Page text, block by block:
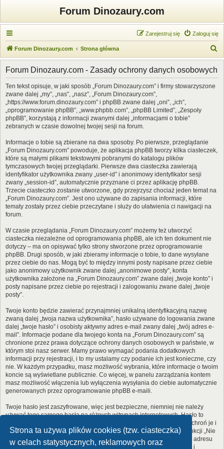
Strona ta używa plików cookies (tzw. ciasteczka)
w celach statystycznych, reklamowych oraz
Forum Dinozaury.com
Zaloguj się
Zarejestruj się
Forum Dinozaury.com Strona główna
z
Forum Dinozaury.com - Zasady ochrony danych osobowych
Ten tekst opisuje, w jaki sposób „Forum Dinozaury.com” i firmy stowarzyszone
zwane dalej „my”, „nas”, „nasz”, „Forum Dinozaury.com”,
„https://www.forum.dinozaury.com” i phpBB zwane dalej „oni”, „ich”,
„oprogramowanie phpBB”, „www.phpbb.com”, „phpBB Limited”, „Zespoły
phpBB”, korzystają z informacji zwanymi dalej „informacjami o tobie”
zebranych w czasie dowolnej twojej sesji na forum.
Informacje o tobie są zbierane na dwa sposoby. Po pierwsze, przeglądanie
„Forum Dinozaury.com” powoduje, że aplikacja phpBB tworzy kilka ciasteczek,
które są małymi plikami tekstowymi pobranymi do katalogu plików
tymczasowych twojej przeglądarki. Pierwsze dwa ciasteczka zawierają
identyfikator użytkownika zwany „user-id” i anonimowy identyfikator sesji
zwany „session-id”, automatycznie przyznane ci przez aplikację phpBB.
Trzecie ciasteczko zostanie utworzone, gdy przejrzysz chociaż jeden temat na
„Forum Dinozaury.com”. Jest ono używane do zapisania informacji, które
tematy zostały przez ciebie przeczytane i służy do ułatwienia ci nawigacji na
forum.
W czasie przeglądania „Forum Dinozaury.com” możemy też utworzyć
ciasteczka niezależne od oprogramowania phpBB, ale ich ten dokument nie
dotyczy – ma on opisywać tylko strony stworzone przez oprogramowanie
phpBB. Drugi sposób, w jaki zbieramy informacje o tobie, to dane wysyłane
przez ciebie do nas. Mogą być to między innymi posty napisane przez ciebie
jako anonimowy użytkownik zwane dalej „anonimowe posty”, konta
użytkownika założone na „Forum Dinozaury.com” zwane dalej „twoje konto” i
posty napisane przez ciebie po rejestracji i zalogowaniu zwane dalej „twoje
posty”.
Twoje konto będzie zawierać przynajmniej unikalną identyfikacyjną nazwę
zwaną dalej „twoja nazwa użytkownika”, hasło używane do logowania zwane
dalej „twoje hasło” i osobisty aktywny adres e-mail zwany dalej „twój adres e-
mail”. Informacje podane dla twojego konta na „Forum Dinozaury.com” są
chronione przez prawa dotyczące ochrony danych osobowych w państwie, w
którym stoi nasz serwer. Mamy prawo wymagać podania dodatkowych
informacji przy rejestracji, i to my ustalamy czy podanie ich jest konieczne, czy
nie. W każdym przypadku, masz możliwość wybrania, które informacje o twoim
koncie są wyświetlane publicznie. Co więcej, w panelu zarządzania kontem
masz możliwość włączenia lub wyłączenia wysyłania do ciebie automatycznie
generowanych przez oprogramowanie phpBB e-maili.
Twoje hasło jest zaszyfrowane, więc jest bezpieczne, niemniej nie należy
używać tego samego hasła na różnych witrynach internetowych. Hasło to
umożliwia dostęp do twojego konta na „Forum Dinozaury.com”, więc chroń je i
w żadnym wypadku nie podawajnikomu. Jeśli je zapomnisz, użyj funkcji „Nie
pamiętam hasła”. Witryna poprosi cię o podanie nazwy użytkownika i adresu
e-mail. Po podaniu tych danych zostanie wygenerowane nowe hasło i